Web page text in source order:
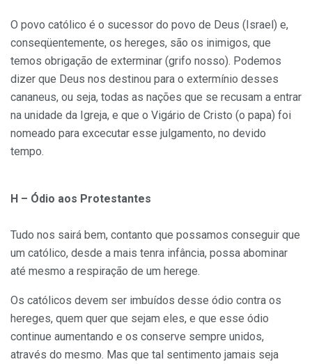
O povo católico é o sucessor do povo de Deus (Israel) e,
conseqüentemente, os hereges, são os inimigos, que
temos obrigação de exterminar (grifo nosso). Podemos
dizer que Deus nos destinou para o extermínio desses
cananeus, ou seja, todas as nações que se recusam a entrar
na unidade da Igreja, e que o Vigário de Cristo (o papa) foi
nomeado para excecutar esse julgamento, no devido
tempo.
H – Ódio aos Protestantes
Tudo nos sairá bem, contanto que possamos conseguir que
um católico, desde a mais tenra infância, possa abominar
até mesmo a respiração de um herege.
Os católicos devem ser imbuídos desse ódio contra os
hereges, quem quer que sejam eles, e que esse ódio
continue aumentando e os conserve sempre unidos,
através do mesmo. Mas que tal sentimento jamais seja